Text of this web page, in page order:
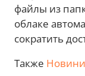
файлы из
облаке
сократить
Также